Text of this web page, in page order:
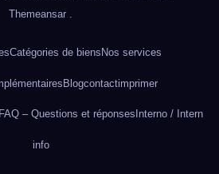
Themeansar
Catégories de biens Nos services
Blogcontactimprimer
FAQ – Questions et réponses Interno / Intern
info